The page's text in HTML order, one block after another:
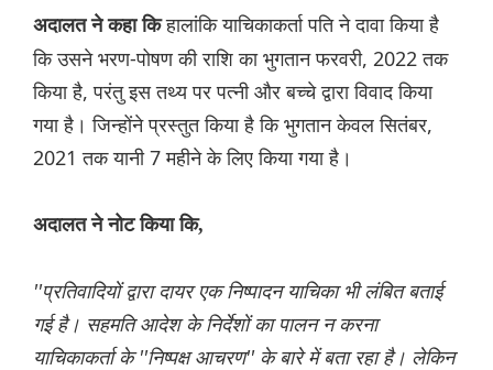
अदालत ने कहा किहालांकि याचिकाकर्ता पति ने दावा किया है
कि उसने भरण-पोषण की राशि का भुगतान फरवरी, 2022 तक
किया है, परंतु इस तथ्य पर पत्नी और बच्चे द्वारा विवाद किया
गया है। जिन्होंने प्रस्तुत किया है कि भुगतान केवल सितंबर,
2021 तक यानी 7 महीने के लिए किया गया है।
अदालत ने नोट किया कि,
''प्रतिवादियों द्वारा दायर एक निष्पादन याचिका भी लंबित बताई
गई है। सहमति आदेश के निर्देशों का पालन न करना
याचिकाकर्ता के ''निष्पक्ष आचरण'' के बारे में बता रहा है। लेकिन